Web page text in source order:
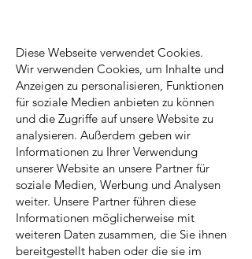
Diese Webseite verwendet Cookies.
Wir verwenden Cookies, um Inhalte und
Anzeigen zu personalisieren, Funktionen
für soziale Medien anbieten zu können
und die Zugriffe auf unsere Website zu
analysieren. Außerdem geben wir
Informationen zu Ihrer Verwendung
unserer Website an unsere Partner für
soziale Medien, Werbung und Analysen
weiter. Unsere Partner führen diese
Informationen möglicherweise mit
weiteren Daten zusammen, die Sie ihnen
bereitgestellt haben oder die sie im